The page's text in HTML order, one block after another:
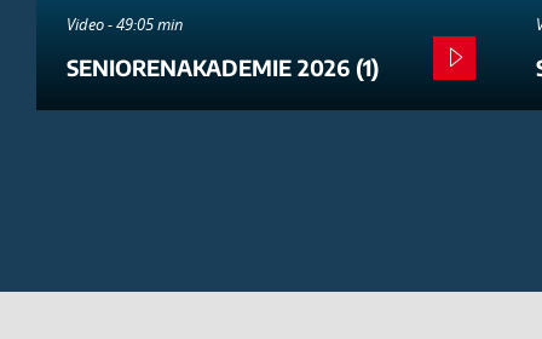
Video - 49:05 min
SENIORENAKADEMIE 2026 (1)